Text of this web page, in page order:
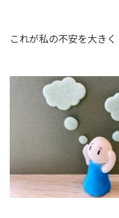
これが私の不安を大き